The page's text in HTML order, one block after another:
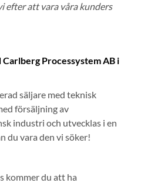
efter att vara våra kunders
Processystem AB i
säljare med teknisk
försäljning av
industri och utvecklas i en
du vara den vi söker!
kommer du att ha